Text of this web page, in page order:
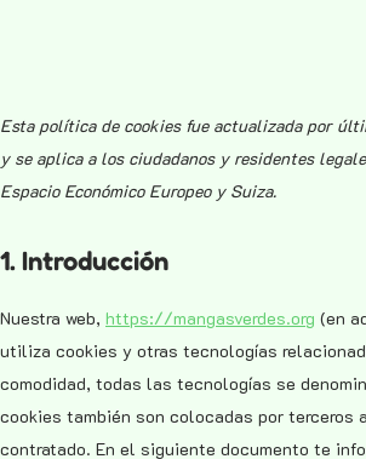
contenido
Esta política de cookies fue actualizada por
y se aplica a los ciudadanos y residentes
Espacio Económico Europeo y Suiza.
1. Introducción
Nuestra web, https://mangasverdes.org (en
utiliza cookies y otras tecnologías
comodidad, todas las tecnologías se
cookies también son colocadas por terceros
contratado. En el siguiente documento te